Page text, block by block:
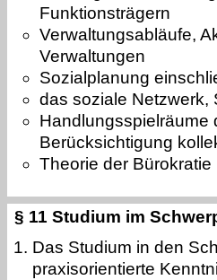
Funktionsträgern
Verwaltungsabläufe,
Verwaltungen
Sozialplanung
das soziale Netzwerk,
Handlungsspielräume
Berücksichtigung
Theorie der Bürokratie
§ 11 Studium im
Das Studium in den
praxisorientierte